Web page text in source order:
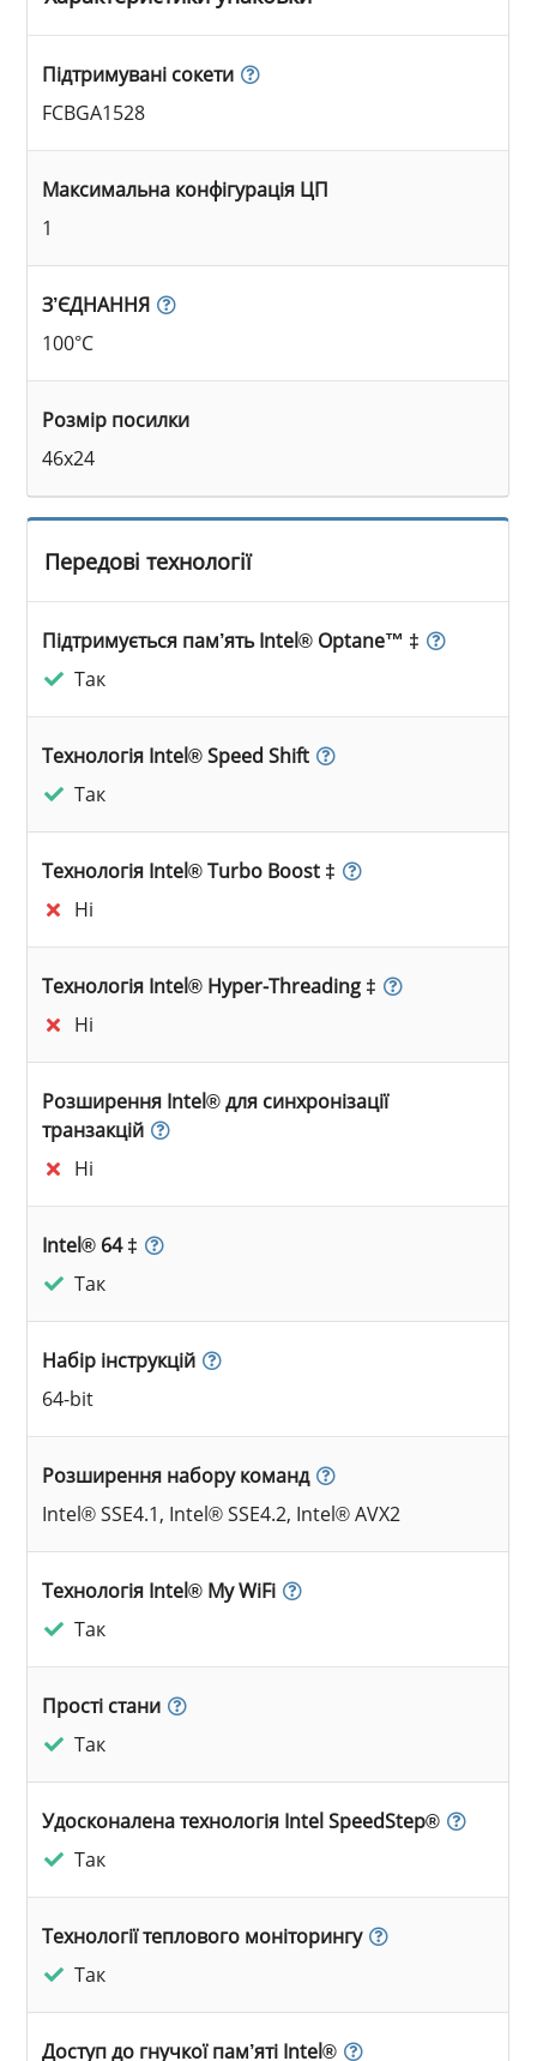
Підтримувані сокети
FCBGA1528
Максимальна конфігурація ЦП
1
З’ЄДНАННЯ
100°C
Розмір посилки
46x24
Передові технології
Підтримується пам’ять Intel® Optane™ ‡
Так
Технологія Intel® Speed Shift
Так
Технологія Intel® Turbo Boost ‡
Ні
Технологія Intel® Hyper-Threading ‡
Ні
Розширення Intel® для синхронізації
транзакцій
Ні
Intel® 64 ‡
Так
Набір інструкцій
64-bit
Розширення набору команд
Intel® SSE4.1, Intel® SSE4.2, Intel® AVX2
Технологія Intel® My WiFi
Так
Прості стани
Так
Удосконалена технологія Intel SpeedStep®
Так
Технології теплового моніторингу
Так
Доступ до гнучкої пам’яті Intel®